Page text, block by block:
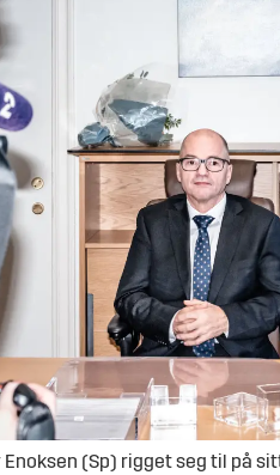
Enoksen (Sp) rigget seg til